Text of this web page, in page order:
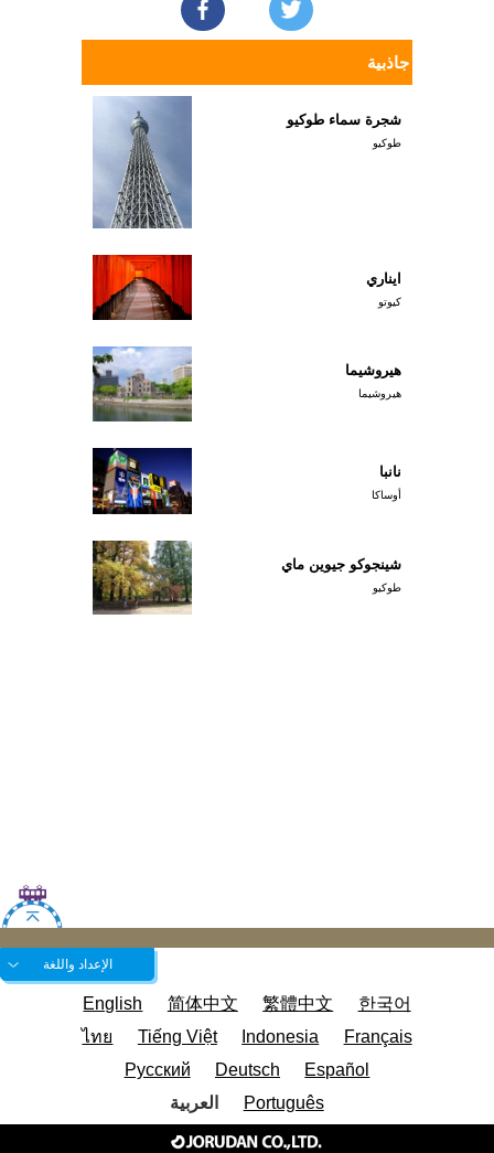
جاذبية
شجرة سماء طوكيو
طوكيو
ايناري
كيوتو
هيروشيما
هيروشيما
نانبا
أوساكا
شينجوكو جيوين ماي
طوكيو
الإعداد واللغة
English 简体中文 繁體中文
한국어
ไทย
Tiếng Việt Indonesia
Français
Русский
Deutsch
Español
Português
العربية